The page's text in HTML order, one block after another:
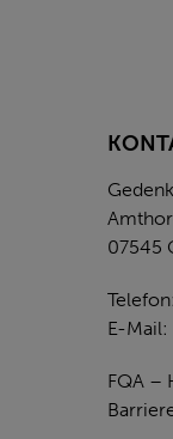
07545
E-Mail:
FQA –